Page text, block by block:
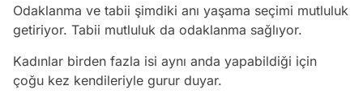
Odaklanma ve tabii şimdiki anı yaşama seçimi mutluluk
getiriyor. Tabii mutluluk da odaklanma sağlıyor.
Kadınlar birden fazla isi aynı anda yapabildiği için
çoğu kez kendileriyle gurur duyar.